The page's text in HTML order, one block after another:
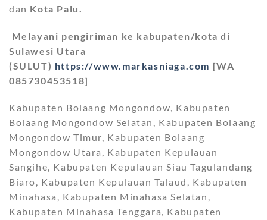
dan Kota Palu.
Melayani pengiriman ke kabupaten/kota di
Sulawesi Utara
(SULUT) https://www.markasniaga.com [WA
085730453518]
Kabupaten Bolaang Mongondow, Kabupaten
Bolaang Mongondow Selatan, Kabupaten Bolaang
Mongondow Timur, Kabupaten Bolaang
Mongondow Utara, Kabupaten Kepulauan
Sangihe, Kabupaten Kepulauan Siau Tagulandang
Biaro, Kabupaten Kepulauan Talaud, Kabupaten
Minahasa, Kabupaten Minahasa Selatan,
Kabupaten Minahasa Tenggara, Kabupaten